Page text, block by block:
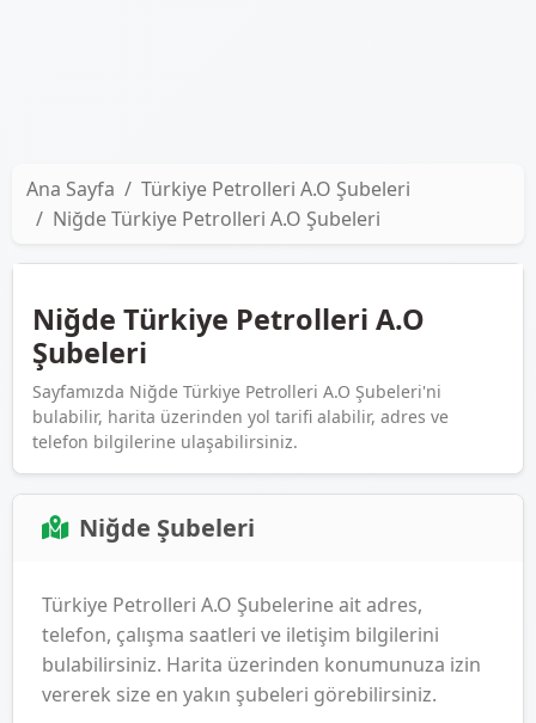
Ana Sayfa
Türkiye Petrolleri A.O Şubeleri
Niğde Türkiye Petrolleri A.O Şubeleri
Niğde Türkiye Petrolleri A.O
Şubeleri
Sayfamızda Niğde Türkiye Petrolleri A.O Şubeleri'ni
bulabilir, harita üzerinden yol tarifi alabilir, adres ve
telefon bilgilerine ulaşabilirsiniz.
Niğde Şubeleri
Türkiye Petrolleri A.O Şubelerine ait adres,
telefon, çalışma saatleri ve iletişim bilgilerini
bulabilirsiniz. Harita üzerinden konumunuza izin
vererek size en yakın şubeleri görebilirsiniz.